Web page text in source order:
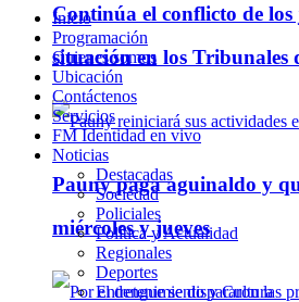
Continúa el conflicto de los
situación en los Tribunales
Pauny paga aguinaldo y
miércoles y jueves
Inicio
Programación
Quienes somos
Ubicación
Contáctenos
Servicios
FM Identidad en vivo
Noticias
Destacadas
Sociedad
Policiales
Política y Actualidad
Regionales
Deportes
Entretenimiento y Cultura